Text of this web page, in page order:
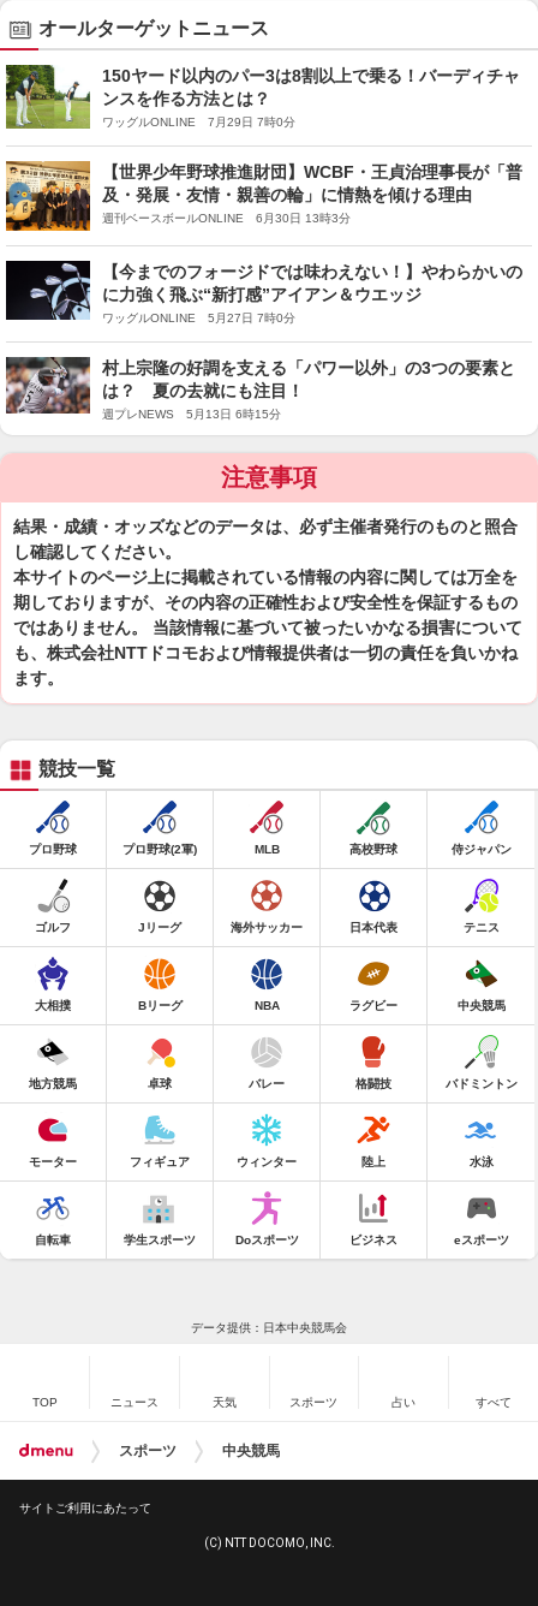
オールターゲットニュース
150ヤード以内のパー3は8割以上で乗る！バーディチャ
ンスを作る方法とは？
ワッグルONLINE 7月29日 7時0分
【世界少年野球推進財団】WCBF・王貞治理事長が「普
及・発展・友情・親善の輪」に情熱を傾ける理由
週刊ベースボールONLINE 6月30日 13時3分
【今までのフォージドでは味わえない！】やわらかいの
に力強く飛ぶ“新打感”アイアン＆ウエッジ
ワッグルONLINE 5月27日 7時0分
村上宗隆の好調を支える「パワー以外」の3つの要素と
は？ 夏の去就にも注目！
週プレNEWS 5月13日 6時15分
注意事項
結果・成績・オッズなどのデータは、必ず主催者発行のものと照合
し確認してください。
本サイトのページ上に掲載されている情報の内容に関しては万全を
期しておりますが、その内容の正確性および安全性を保証するもの
ではありません。 当該情報に基づいて被ったいかなる損害について
も、株式会社NTTドコモおよび情報提供者は一切の責任を負いかね
ます。
競技一覧
プロ野球 プロ野球(2軍) MLB 高校野球 侍ジャパン
ゴルフ Jリーグ 海外サッカー 日本代表 テニス
大相撲 Bリーグ NBA ラグビー 中央競馬
地方競馬 卓球 バレー 格闘技 バドミントン
モーター フィギュア ウィンター 陸上 水泳
自転車 学生スポーツ Doスポーツ ビジネス eスポーツ
データ提供：日本中央競馬会
TOP ニュース 天気 スポーツ 占い すべて
スポーツ 中央競馬
サイトご利用にあたって
(C) NTT DOCOMO, INC.